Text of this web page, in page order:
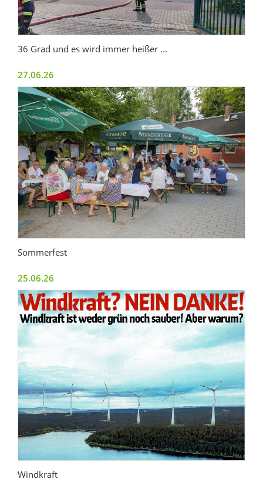
36 Grad und es wird immer heißer ...
27.06.26
Sommerfest
25.06.26
Windkraft